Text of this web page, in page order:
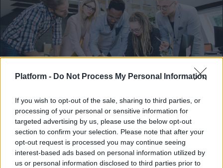
Platform - Do Not Process My Personal Information
If you wish to opt-out of the sale, sharing to third parties, or
processing of your personal or sensitive information for
targeted advertising by us, please use the below opt-out
section to confirm your selection. Please note that after your
opt-out request is processed you may continue seeing
interest-based ads based on personal information utilized by
us or personal information disclosed to third parties prior to
Work–life balance: Μύθος ή στόχος;
Εσύ πόσο κοντά είσαι στον στόχο;
Κατρίν Ξενάκη